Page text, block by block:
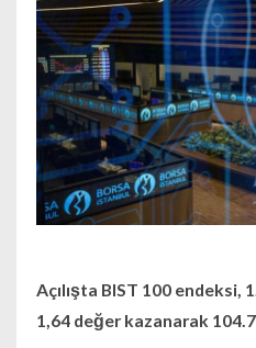
Açılışta BIST 100 endeksi,
1,64 değer kazanarak